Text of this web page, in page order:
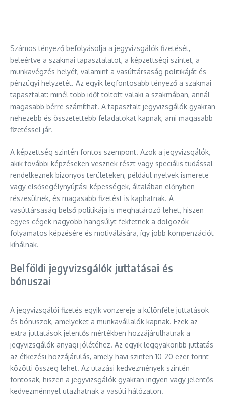
Számos tényező befolyásolja a jegyvizsgálók fizetését,
beleértve a szakmai tapasztalatot, a képzettségi szintet, a
munkavégzés helyét, valamint a vasúttársaság politikáját és
pénzügyi helyzetét. Az egyik legfontosabb tényező a szakmai
tapasztalat: minél több időt töltött valaki a szakmában, annál
magasabb bérre számíthat. A tapasztalt jegyvizsgálók gyakran
nehezebb és összetettebb feladatokat kapnak, ami magasabb
fizetéssel jár.
A képzettség szintén fontos szempont. Azok a jegyvizsgálók,
akik további képzéseken vesznek részt vagy speciális tudással
rendelkeznek bizonyos területeken, például nyelvek ismerete
vagy elsősegélynyújtási képességek, általában előnyben
részesülnek, és magasabb fizetést is kaphatnak. A
vasúttársaság belső politikája is meghatározó lehet, hiszen
egyes cégek nagyobb hangsúlyt fektetnek a dolgozók
folyamatos képzésére és motiválására, így jobb kompenzációt
kínálnak.
Belföldi jegyvizsgálók juttatásai és
bónuszai
A jegyvizsgálói fizetés egyik vonzereje a különféle juttatások
és bónuszok, amelyeket a munkavállalók kapnak. Ezek az
extra juttatások jelentős mértékben hozzájárulhatnak a
jegyvizsgálók anyagi jólétéhez. Az egyik leggyakoribb juttatás
az étkezési hozzájárulás, amely havi szinten 10-20 ezer forint
közötti összeg lehet. Az utazási kedvezmények szintén
fontosak, hiszen a jegyvizsgálók gyakran ingyen vagy jelentős
kedvezménnyel utazhatnak a vasúti hálózaton.